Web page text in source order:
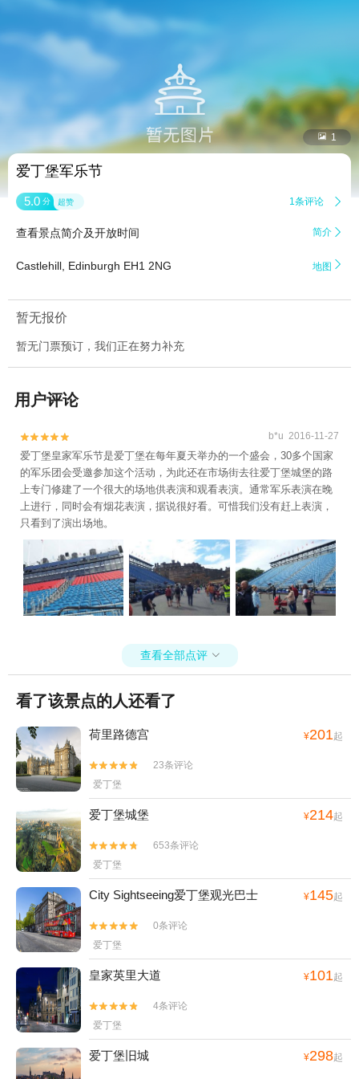
 1
爱丁堡军乐节
5.0 分 超赞 1条评论 
查看景点简介及开放时间 简介 
Castlehill, Edinburgh EH1 2NG 地图 
暂无报价
暂无门票预订，我们正在努力补充
用户评论

 b*u 2016-11-27
爱丁堡皇家军乐节是爱丁堡在每年夏天举办的一个盛会，30多个国家
的军乐团会受邀参加这个活动，为此还在市场街去往爱丁堡城堡的路
上专门修建了一个很大的场地供表演和观看表演。通常军乐表演在晚
上进行，同时会有烟花表演，据说很好看。可惜我们没有赶上表演，
只看到了演出场地。
查看全部点评 
看了该景点的人还看了
荷里路德宫 ¥201起


23条评论
爱丁堡
爱丁堡城堡 ¥214起


653条评论
爱丁堡
City Sightseeing爱丁堡观光巴士 ¥145起


0条评论
爱丁堡
皇家英里大道 ¥101起


4条评论
爱丁堡
爱丁堡旧城 ¥298起